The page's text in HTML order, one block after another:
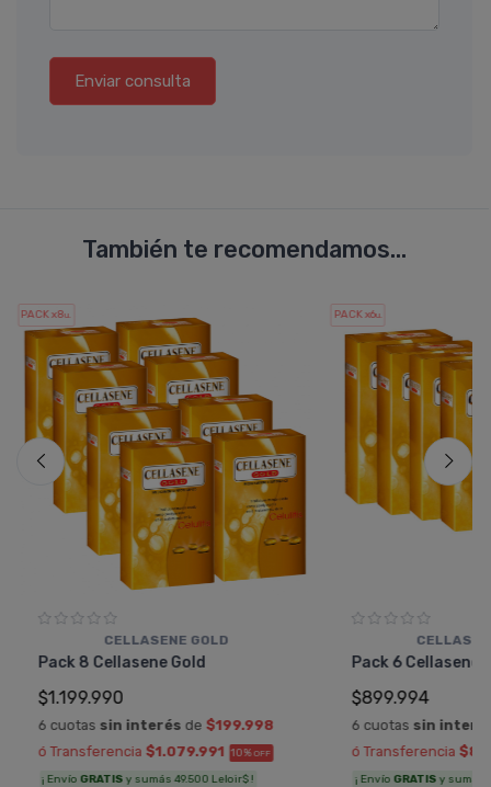
Enviar consulta
También te recomendamos...
PACK x8u.
CELLASENE GOLD
Pack 8 Cellasene Gold
$1.199.990
6 cuotas sin interés de $199.998
ó Transferencia $1.079.991 10% OFF
¡ Envío GRATIS y sumás 49.500 Leloir$ !
PACK x6u.
Pack 6 Cellasene
$899.994
6 cuotas sin
ó Transferencia
¡ Envío GRATIS y sumás